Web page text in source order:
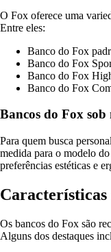
O Fox oferece uma
Entre eles:
Banco do Fox
Banco do Fox
Banco do Fox
Banco do Fox
Bancos do Fox sob
Para quem busca
medida para o modelo
preferências estéticas e
Características
Os bancos do Fox são
Alguns dos destaques